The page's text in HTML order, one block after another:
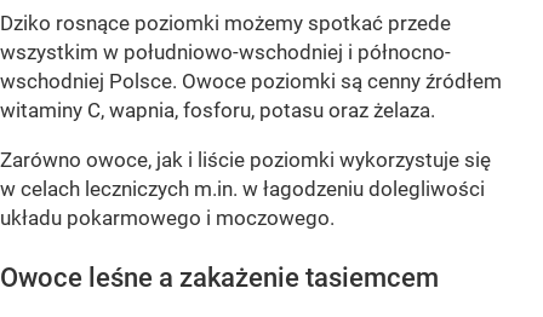
Dziko rosnące poziomki możemy spotkać przede
wszystkim w południowo-wschodniej i północno-
wschodniej Polsce. Owoce poziomki są cenny źródłem
witaminy C, wapnia, fosforu, potasu oraz żelaza.
Zarówno owoce, jak i liście poziomki wykorzystuje się
w celach leczniczych m.in. w łagodzeniu dolegliwości
układu pokarmowego i moczowego.
Owoce leśne a zakażenie tasiemcem